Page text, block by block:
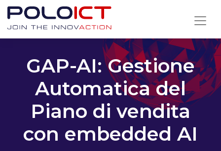
Skip
content
GAP-AI: Gestione
Automatica del
Piano di vendita
con embedded AI